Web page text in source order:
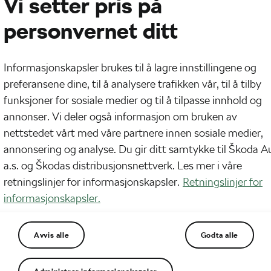
sykkel er ikke en hyggelig opplevelse. I bil
være hjelpesløs, og det kan ofte føre til at
Vi setter pris på
personvernet ditt
Informasjonskapsler brukes til å lagre innstillingene og
preferansene dine, til å analysere trafikken vår, til å tilby
funksjoner for sosiale medier og til å tilpasse innhold og
annonser. Vi deler også informasjon om bruken av
nettstedet vårt med våre partnere innen sosiale medier,
annonsering og analyse. Du gir ditt samtykke til Škoda
a.s. og Škodas distribusjonsnettverk. Les mer i våre
retningslinjer for informasjonskapsler. Retningslinjer for
informasjonskapsler.
Avvis alle Godta alle